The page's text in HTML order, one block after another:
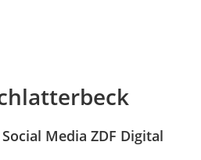
Media ZDF Digital